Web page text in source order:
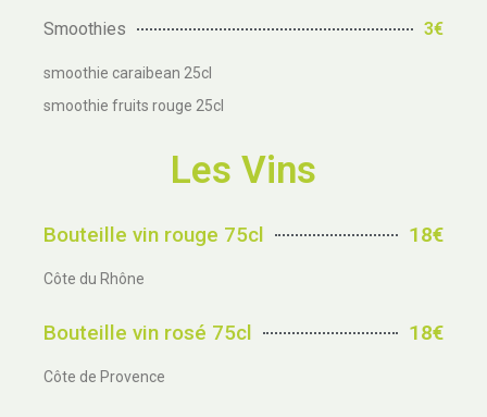
Smoothies 3€
smoothie caraibean 25cl
smoothie fruits rouge 25cl
Les Vins
Bouteille vin rouge 75cl 18€
Côte du Rhône
Bouteille vin rosé 75cl 18€
Côte de Provence